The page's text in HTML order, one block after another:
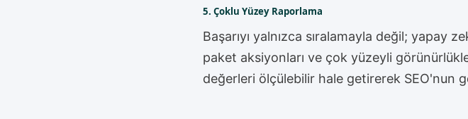
5. Çoklu Yüzey Raporlama
Başarıyı yalnızca sıralamayla değil; yapay
paket aksiyonları ve çok yüzeyli
değerleri ölçülebilir hale getirerek SEO'nun